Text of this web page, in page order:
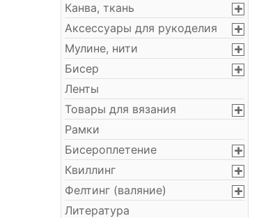
Канва, ткань
Аксессуары для рукоделия
Мулине, нити
Бисер
Ленты
Товары для вязания
Рамки
Бисероплетение
Квиллинг
Фелтинг (валяние)
Литература